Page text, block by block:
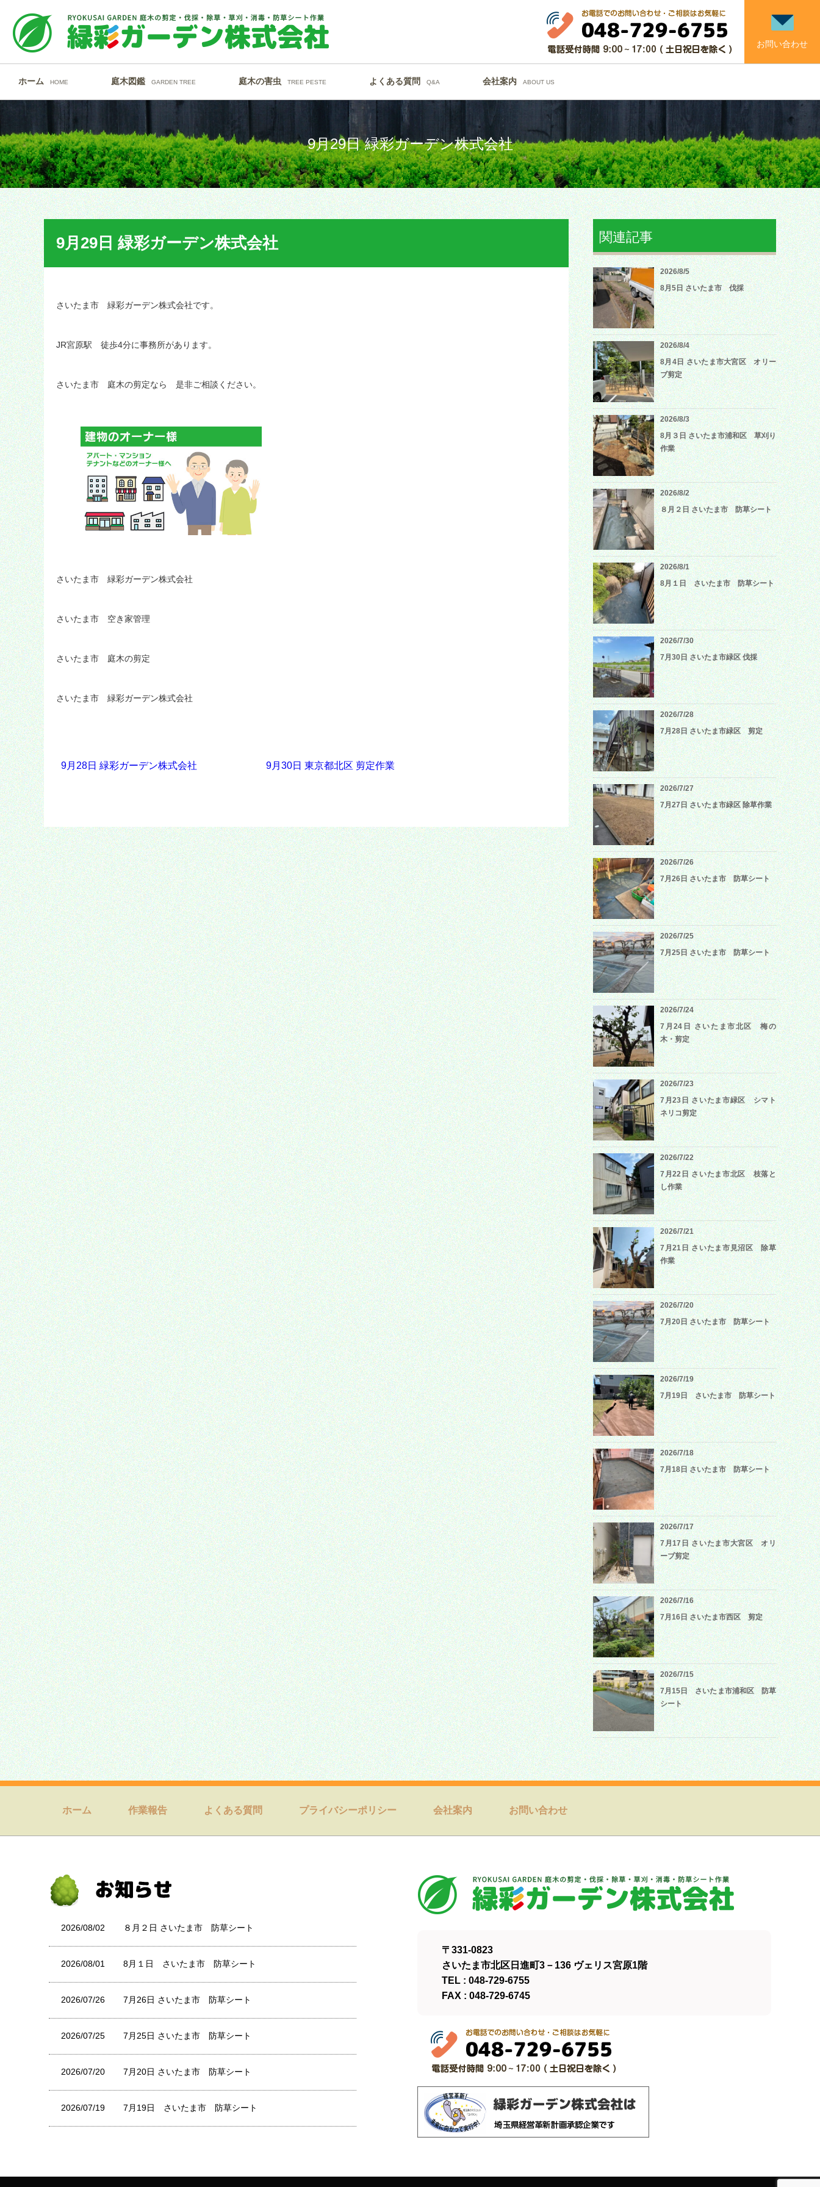
お問い合わせ
ホーム HOME 庭木図鑑 GARDEN TREE 庭木の害虫 TREE PESTE よくある質問 Q&A 会社案内 ABOUT US
9月29日 緑彩ガーデン株式会社
9月29日 緑彩ガーデン株式会社
さいたま市 緑彩ガーデン株式会社です。
JR宮原駅 徒歩4分に事務所があります。
さいたま市 庭木の剪定なら 是非ご相談ください。
さいたま市 緑彩ガーデン株式会社
さいたま市 空き家管理
さいたま市 庭木の剪定
さいたま市 緑彩ガーデン株式会社
9月28日 緑彩ガーデン株式会社 9月30日 東京都北区 剪定作業
関連記事
2026/8/5
8月5日 さいたま市 伐採
2026/8/4
8月4日 さいたま市大宮区 オリー
ブ剪定
2026/8/3
8月３日 さいたま市浦和区 草刈り
作業
2026/8/2
８月２日 さいたま市 防草シート
2026/8/1
8月１日 さいたま市 防草シート
2026/7/30
7月30日 さいたま市緑区 伐採
2026/7/28
7月28日 さいたま市緑区 剪定
2026/7/27
7月27日 さいたま市緑区 除草作業
2026/7/26
7月26日 さいたま市 防草シート
2026/7/25
7月25日 さいたま市 防草シート
2026/7/24
7月24日 さいたま市北区 梅の
木・剪定
2026/7/23
7月23日 さいたま市緑区 シマト
ネリコ剪定
2026/7/22
7月22日 さいたま市北区 枝落と
し作業
2026/7/21
7月21日 さいたま市見沼区 除草
作業
2026/7/20
7月20日 さいたま市 防草シート
2026/7/19
7月19日 さいたま市 防草シート
2026/7/18
7月18日 さいたま市 防草シート
2026/7/17
7月17日 さいたま市大宮区 オリ
ーブ剪定
2026/7/16
7月16日 さいたま市西区 剪定
2026/7/15
7月15日 さいたま市浦和区 防草
シート
ホーム 作業報告 よくある質問 プライバシーポリシー 会社案内 お問い合わせ
2026/08/02 ８月２日 さいたま市 防草シート
2026/08/01 8月１日 さいたま市 防草シート
2026/07/26 7月26日 さいたま市 防草シート
2026/07/25 7月25日 さいたま市 防草シート
2026/07/20 7月20日 さいたま市 防草シート
2026/07/19 7月19日 さいたま市 防草シート
〒331-0823
さいたま市北区日進町3－136 ヴェリス宮原1階
TEL : 048-729-6755
FAX : 048-729-6745